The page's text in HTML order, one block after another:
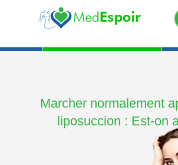
Marcher normalement
liposuccion : Est-on